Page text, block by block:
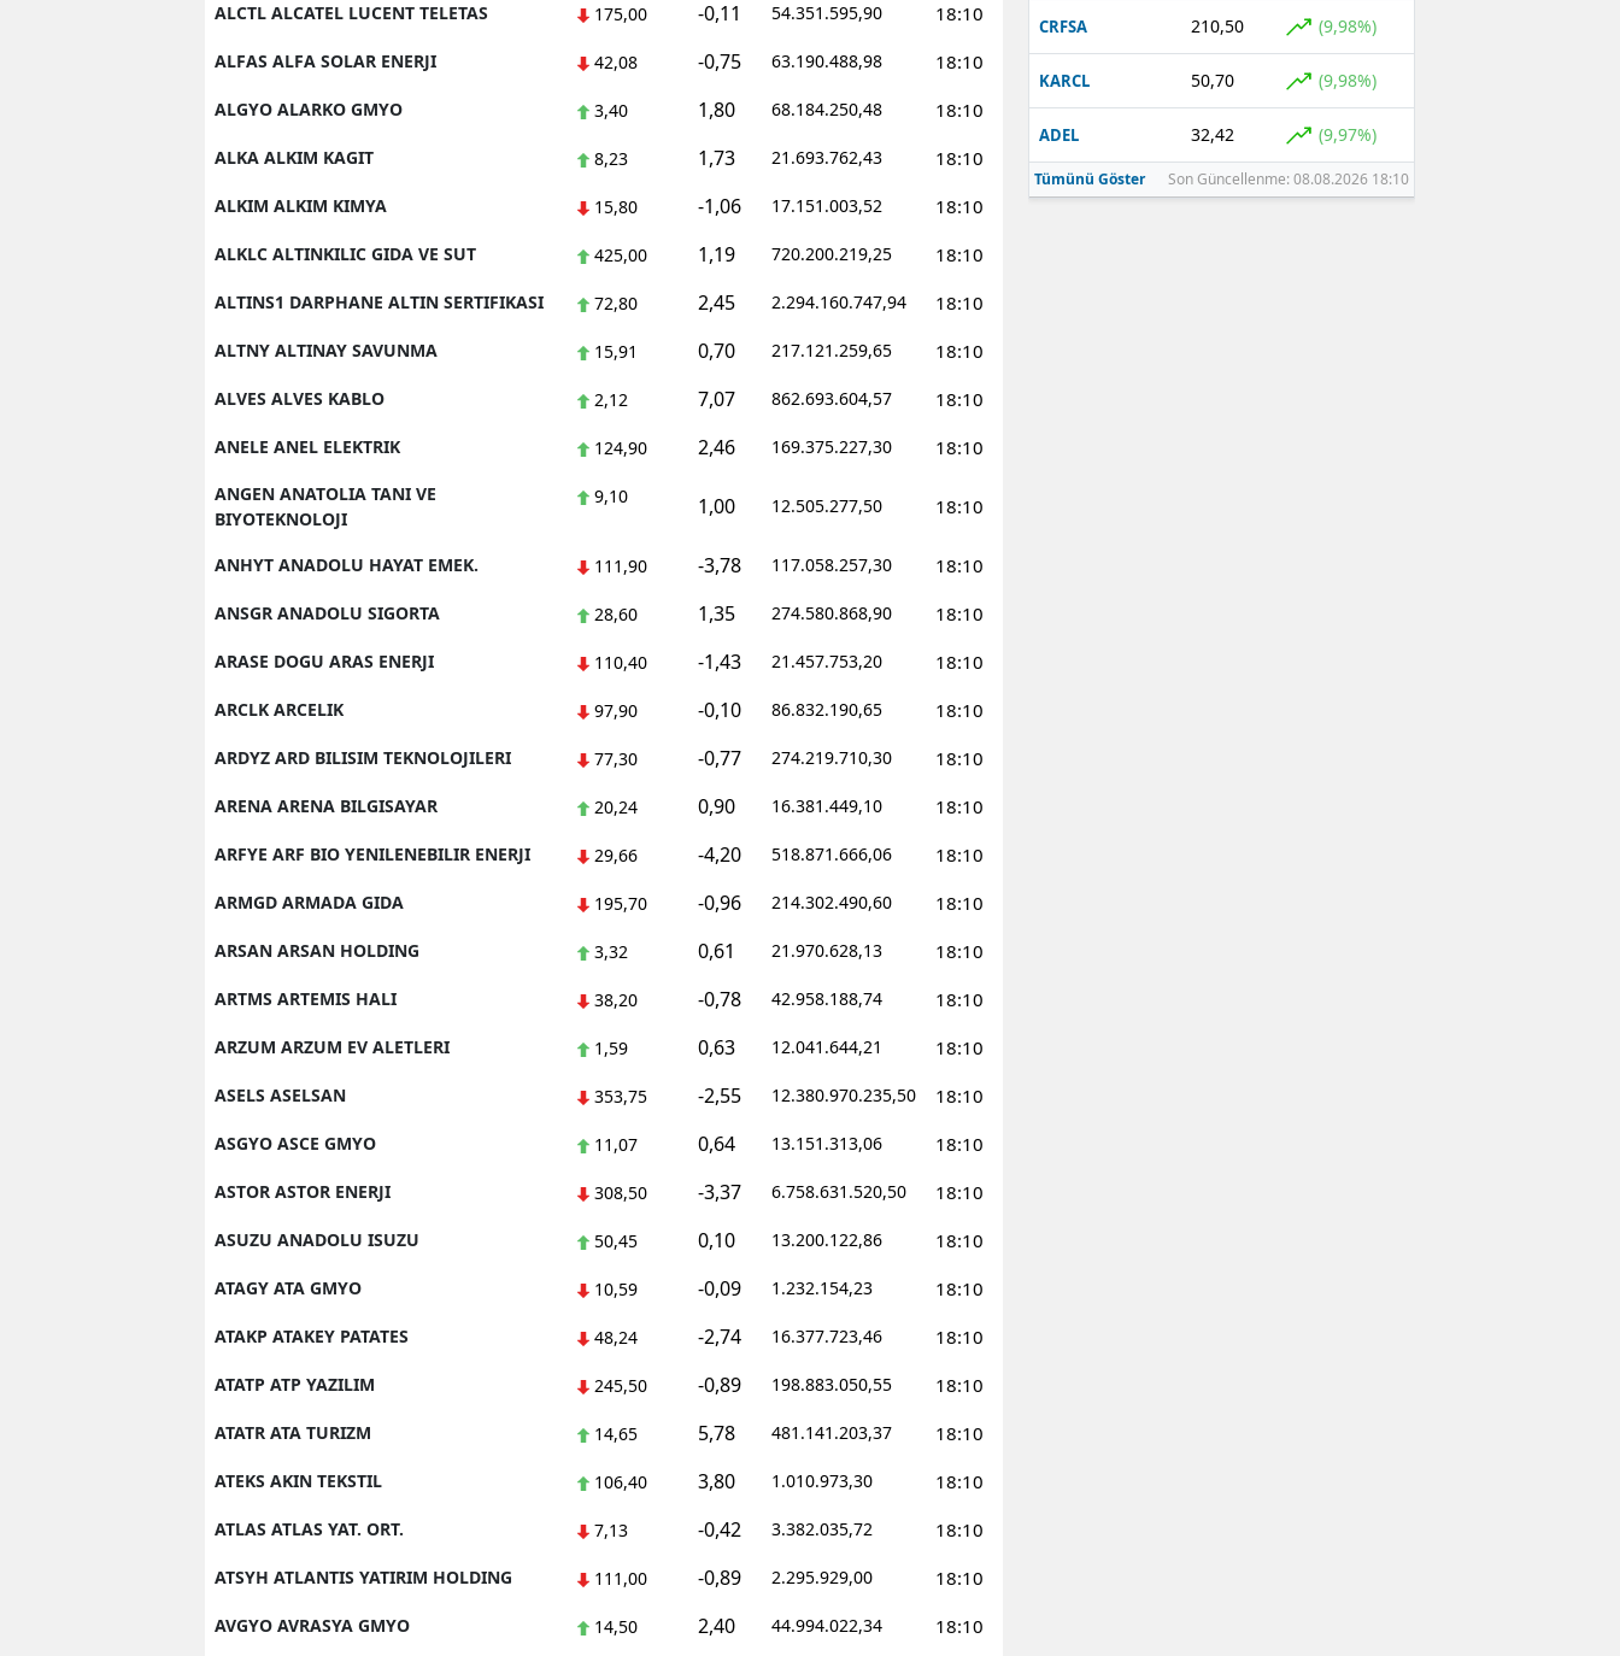
Sakarya
Van
Yozgat
Zonguldak
Aksaray
Bayburt
Karaman
Kırıkkale
Batman
ALCTL ALCATEL LUCENT TELETAS 175,00 -0,11 54.351.595,90 18:10
ALFAS ALFA SOLAR ENERJI 42,08 -0,75 63.190.488,98 18:10
ALGYO ALARKO GMYO 3,40 1,80 68.184.250,48 18:10
ALKA ALKIM KAGIT 8,23 1,73 21.693.762,43 18:10
ALKIM ALKIM KIMYA 15,80 -1,06 17.151.003,52 18:10
ALKLC ALTINKILIC GIDA VE SUT 425,00 1,19 720.200.219,25 18:10
ALTINS1 DARPHANE ALTIN SERTIFIKASI 72,80 2,45 2.294.160.747,94 18:10
ALTNY ALTINAY SAVUNMA 15,91 0,70 217.121.259,65 18:10
ALVES ALVES KABLO 2,12 7,07 862.693.604,57 18:10
ANELE ANEL ELEKTRIK 124,90 2,46 169.375.227,30 18:10
ANGEN ANATOLIA TANI VE
BIYOTEKNOLOJI
9,10 1,00 12.505.277,50 18:10
ANHYT ANADOLU HAYAT EMEK. 111,90 -3,78 117.058.257,30 18:10
ANSGR ANADOLU SIGORTA 28,60 1,35 274.580.868,90 18:10
ARASE DOGU ARAS ENERJI 110,40 -1,43 21.457.753,20 18:10
ARCLK ARCELIK 97,90 -0,10 86.832.190,65 18:10
ARDYZ ARD BILISIM TEKNOLOJILERI 77,30 -0,77 274.219.710,30 18:10
ARENA ARENA BILGISAYAR 20,24 0,90 16.381.449,10 18:10
ARFYE ARF BIO YENILENEBILIR ENERJI 29,66 -4,20 518.871.666,06 18:10
ARMGD ARMADA GIDA 195,70 -0,96 214.302.490,60 18:10
ARSAN ARSAN HOLDING 3,32 0,61 21.970.628,13 18:10
ARTMS ARTEMIS HALI 38,20 -0,78 42.958.188,74 18:10
ARZUM ARZUM EV ALETLERI 1,59 0,63 12.041.644,21 18:10
ASELS ASELSAN 353,75 -2,55 12.380.970.235,50 18:10
ASGYO ASCE GMYO 11,07 0,64 13.151.313,06 18:10
ASTOR ASTOR ENERJI 308,50 -3,37 6.758.631.520,50 18:10
ASUZU ANADOLU ISUZU 50,45 0,10 13.200.122,86 18:10
ATAGY ATA GMYO 10,59 -0,09 1.232.154,23 18:10
ATAKP ATAKEY PATATES 48,24 -2,74 16.377.723,46 18:10
ATATP ATP YAZILIM 245,50 -0,89 198.883.050,55 18:10
ATATR ATA TURIZM 14,65 5,78 481.141.203,37 18:10
ATEKS AKIN TEKSTIL 106,40 3,80 1.010.973,30 18:10
ATLAS ATLAS YAT. ORT. 7,13 -0,42 3.382.035,72 18:10
ATSYH ATLANTIS YATIRIM HOLDING 111,00 -0,89 2.295.929,00 18:10
AVGYO AVRASYA GMYO 14,50 2,40 44.994.022,34 18:10
CRFSA 210,50 (9,98%)
KARCL 50,70 (9,98%)
ADEL 32,42 (9,97%)
Tümünü Göster Son Güncellenme: 08.08.2026 18:10